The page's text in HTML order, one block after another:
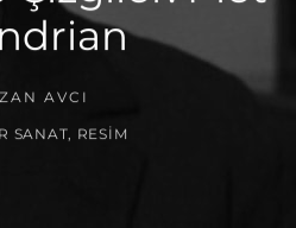
AVCI
SANAT RESIM